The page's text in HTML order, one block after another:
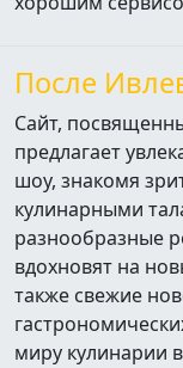
После
Сайт,
предлагает
шоу, знакомя
кулинарными
разнообразные
вдохновят на
также свежие
миру кулинарии